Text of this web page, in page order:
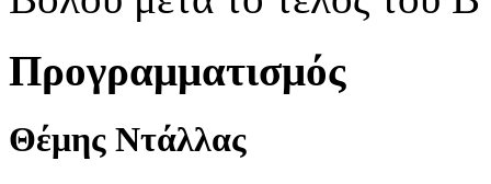
Προγραμματισμός
Θέμης Ντάλλας